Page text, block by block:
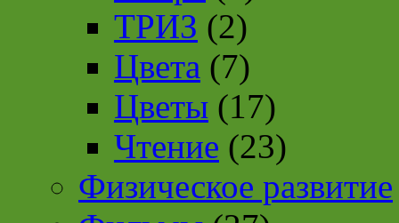
ТРИЗ (2)
Цвета (7)
Цветы (17)
Чтение (23)
Физическое развитие